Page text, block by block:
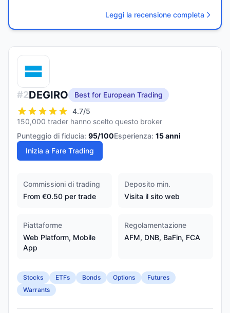
Leggi la recensione completa
#2DEGIRO
Best for European Trading
4.7/5
150,000 trader hanno scelto questo broker
Punteggio di fiducia: 95/100Esperienza: 15anni
Inizia a Fare Trading
Commissioni di trading
From €0.50 per trade
Deposito min.
Visita il sito web
Piattaforme
Web Platform, Mobile
App
Regolamentazione
AFM, DNB, BaFin, FCA
Stocks ETFs Bonds Options
Futures
Warrants